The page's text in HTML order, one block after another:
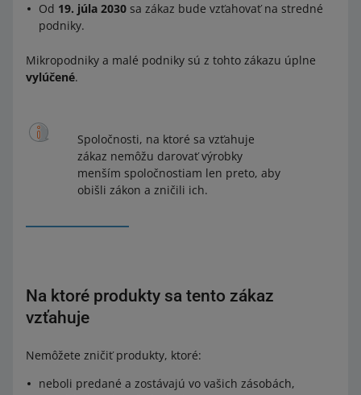
Od 19. júla 2030 sa zákaz bude vzťahovať na stredné
podniky.
Mikropodniky a malé podniky sú z tohto zákazu úplne
vylúčené.
Spoločnosti, na ktoré sa vzťahuje
zákaz nemôžu darovať výrobky
menším spoločnostiam len preto, aby
obišli zákon a zničili ich.
Na ktoré produkty sa tento zákaz
vzťahuje
Nemôžete zničiť produkty, ktoré:
neboli predané a zostávajú vo vašich zásobách,